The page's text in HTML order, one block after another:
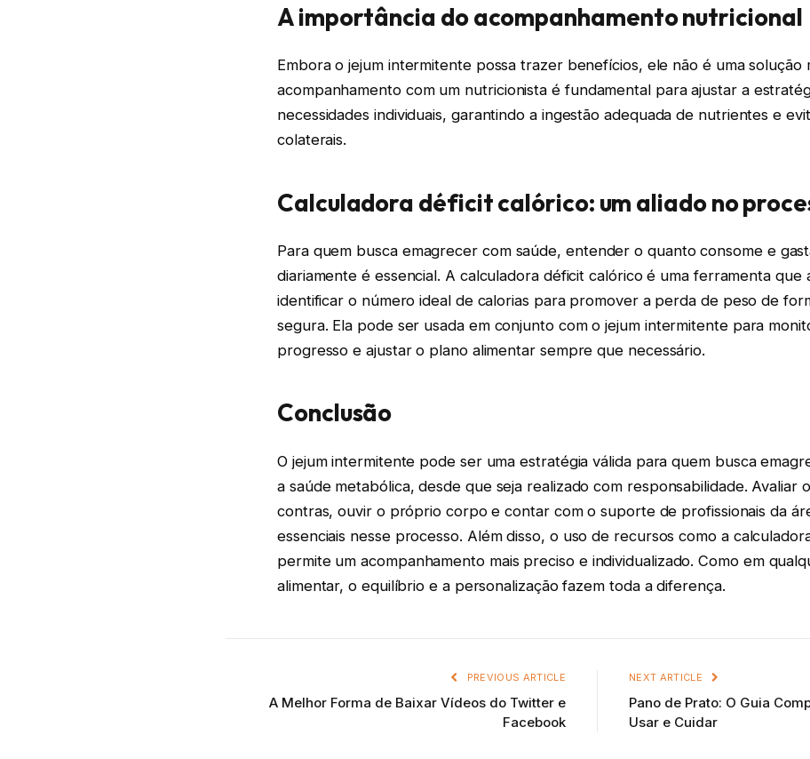
A importância do acompanhamento nutricional
Embora o jejum intermitente possa trazer benefícios, ele não é uma solução
acompanhamento com um nutricionista é fundamental para ajustar a
necessidades individuais, garantindo a ingestão adequada de nutrientes e
colaterais.
Calculadora déficit calórico: um aliado no
Para quem busca emagrecer com saúde, entender o quanto consome e
diariamente é essencial. A calculadora déficit calórico é uma ferramenta que
identificar o número ideal de calorias para promover a perda de peso de
segura. Ela pode ser usada em conjunto com o jejum intermitente para
progresso e ajustar o plano alimentar sempre que necessário.
Conclusão
O jejum intermitente pode ser uma estratégia válida para quem busca
a saúde metabólica, desde que seja realizado com responsabilidade. Avaliar
contras, ouvir o próprio corpo e contar com o suporte de profissionais da
essenciais nesse processo. Além disso, o uso de recursos como a
permite um acompanhamento mais preciso e individualizado. Como em
alimentar, o equilíbrio e a personalização fazem toda a diferença.
PREVIOUS ARTICLE
A Melhor Forma de Baixar Vídeos do Twitter e
Facebook
NEXT ARTICLE
Pano de Prato: O Guia
Usar e Cuidar